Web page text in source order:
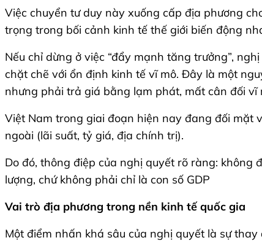
Việc chuyển tư duy này xuống cấp địa phương
trọng trong bối cảnh kinh tế thế giới biến động
Nếu chỉ dừng ở việc “đẩy mạnh tăng trưởng”,
chặt chẽ với ổn định kinh tế vĩ mô. Đây là một
nhưng phải trả giá bằng lạm phát, mất cân đối vĩ
Việt Nam trong giai đoạn hiện nay đang đối mặt
ngoài (lãi suất, tỷ giá, địa chính trị).
Do đó, thông điệp của nghị quyết rõ ràng:
lượng, chứ không phải chỉ là con số GDP
Vai trò địa phương trong nền kinh tế quốc gia
Một điểm nhấn khá sâu của nghị quyết là sự